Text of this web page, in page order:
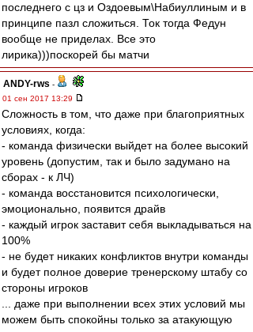
последнего с цз и Оздоевым\Набиуллиным и в
принципе пазл сложиться. Ток тогда Федун
вообще не приделах. Все это
лирика)))поскорей бы матчи
ANDY-rws -
01 сен 2017 13:29
Сложность в том, что даже при благоприятных
условиях, когда:
- команда физически выйдет на более высокий
уровень (допустим, так и было задумано на
сборах - к ЛЧ)
- команда восстановится психологически,
эмоционально, появится драйв
- каждый игрок заставит себя выкладываться на
100%
- не будет никаких конфликтов внутри команды
и будет полное доверие тренерскому штабу со
стороны игроков
... даже при выполнении всех этих условий мы
можем быть спокойны только за атакующую